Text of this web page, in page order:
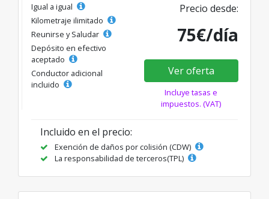
Igual a igual
Kilometraje ilimitado
Reunirse y Saludar
Depósito en efectivo
aceptado
Conductor adicional
incluido
Precio desde:
75€/día
Ver oferta
Incluye tasas e
impuestos. (VAT)
Incluido en el precio:
Exención de daños por colisión (CDW)
La responsabilidad de terceros(TPL)